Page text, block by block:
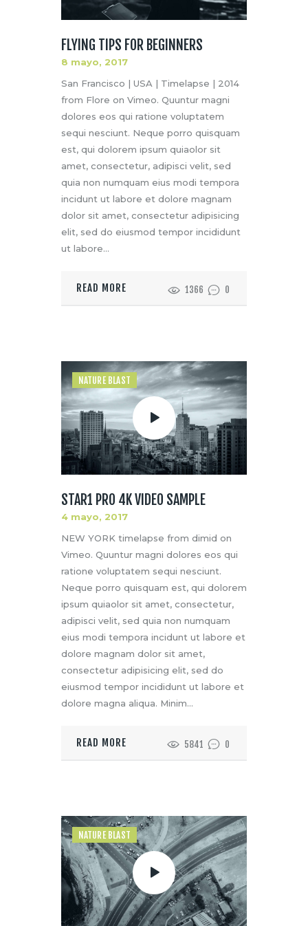
FLYING TIPS FOR BEGINNERS
8 mayo, 2017
San Francisco | USA | Timelapse | 2014
from Flore on Vimeo. Quuntur magni
dolores eos qui ratione voluptatem
sequi nesciunt. Neque porro quisquam
est, qui dolorem ipsum quiaolor sit
amet, consectetur, adipisci velit, sed
quia non numquam eius modi tempora
incidunt ut labore et dolore magnam
dolor sit amet, consectetur adipisicing
elit, sed do eiusmod tempor incididunt
ut labore…
READ MORE 1366 0
NATURE BLAST
STAR1 PRO 4K VIDEO SAMPLE
4 mayo, 2017
NEW YORK timelapse from dimid on
Vimeo. Quuntur magni dolores eos qui
ratione voluptatem sequi nesciunt.
Neque porro quisquam est, qui dolorem
ipsum quiaolor sit amet, consectetur,
adipisci velit, sed quia non numquam
eius modi tempora incidunt ut labore et
dolore magnam dolor sit amet,
consectetur adipisicing elit, sed do
eiusmod tempor incididunt ut labore et
dolore magna aliqua. Minim…
READ MORE 5841 0
NATURE BLAST